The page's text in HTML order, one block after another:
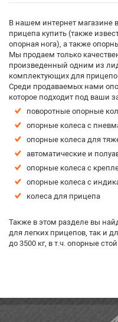
В нашем интернет магазине
прицепа купить (также
опорная нога), а также
Мы продаем только
произведенный одним из
комплектующих для
Среди продаваемых нами
которое подходит под ваши
поворотные опорные
опорные колеса с
опорные колеса для
автоматические и
опорные колеса с
опорные колеса с
колеса для прицепа
Также в этом разделе вы
для легких прицепов, так и
до 3500 кг, в т.ч. опорные